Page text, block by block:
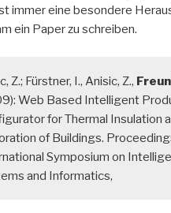
immer eine besondere
ein Paper zu schreiben.
Z.; Fürstner, I., Anisic, Z.,
Web Based Intelligent
for Thermal Insulation
of Buildings.
Symposium on
and Informatics,